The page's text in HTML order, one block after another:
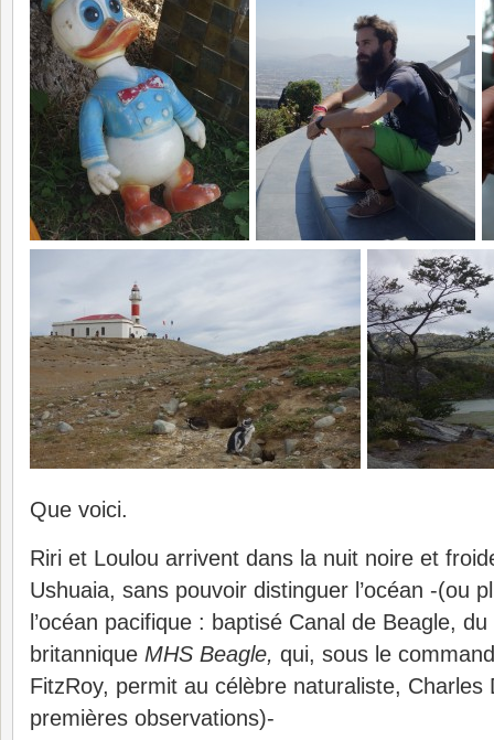
Que voici.
Riri et Loulou arrivent dans la nuit noire et
Ushuaia, sans pouvoir distinguer l’océan -(ou
l’océan pacifique : baptisé Canal de Beagle,
britannique MHS Beagle, qui, sous le
FitzRoy, permit au célèbre naturaliste, Charles
premières observations)-